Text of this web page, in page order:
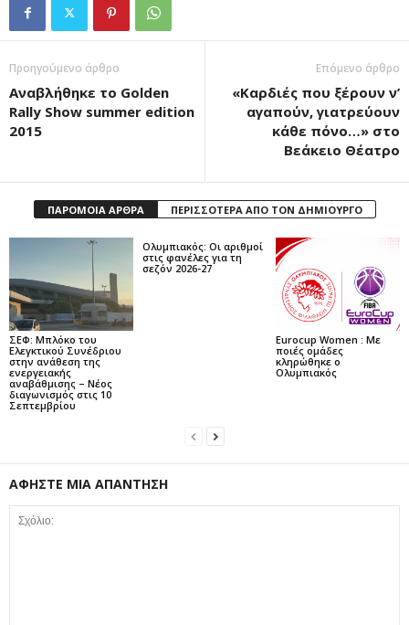
Προηγούμενο άρθρο
Αναβλήθηκε το Golden
Rally Show summer edition
2015
Επόμενο άρθρο
«Καρδιές που ξέρουν ν’
αγαπούν, γιατρεύουν
κάθε πόνο…» στο
Βεάκειο Θέατρο
ΠΑΡΟΜΟΙΑ ΑΡΘΡΑ ΠΕΡΙΣΣΟΤΕΡΑ ΑΠΟ ΤΟΝ ΔΗΜΙΟΥΡΓΟ
ΣΕΦ: Μπλόκο του
Ελεγκτικού Συνέδριου
στην ανάθεση της
ενεργειακής
αναβάθμισης – Νέος
διαγωνισμός στις 10
Σεπτεμβρίου
Ολυμπιακός: Οι αριθμοί
στις φανέλες για τη
σεζόν 2026-27
Eurocup Women : Με
ποιές ομάδες
κληρώθηκε ο
Ολυμπιακός
ΑΦΗΣΤΕ ΜΙΑ ΑΠΑΝΤΗΣΗ